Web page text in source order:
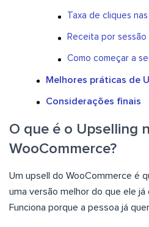
Taxa de cliques
Receita por sessão
Como começar a
Melhores práticas de
Considerações finais
O que é o Upselling
WooCommerce?
Um upsell do WooCommerce é
uma versão melhor do que ele
Funciona porque a pessoa já